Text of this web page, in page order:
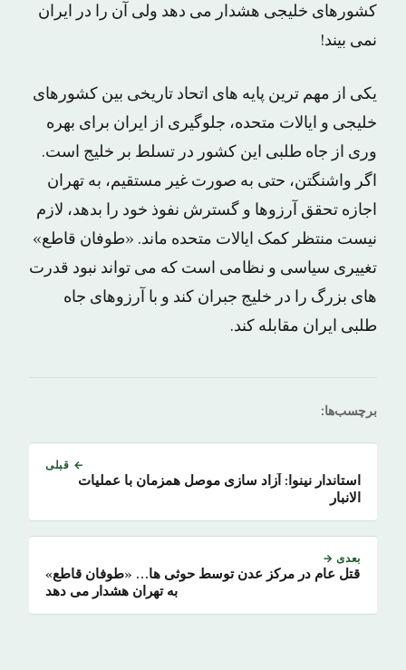
کشورهای خلیجی هشدار می دهد ولی آن را در ایران
نمی بیند!
یکی از مهم ترین پایه های اتحاد تاریخی بین کشورهای
خلیجی و ایالات متحده، جلوگیری از ایران برای بهره
وری از جاه طلبی این کشور در تسلط بر خلیج است.
اگر واشنگتن، حتی به صورت غیر مستقیم، به تهران
اجازه تحقق آرزوها و گسترش نفوذ خود را بدهد، لازم
نیست منتظر کمک ایالات متحده ماند. «طوفان قاطع»
تغییری سیاسی و نظامی است که می تواند نبود قدرت
های بزرگ را در خلیج جبران کند و با آرزوهای جاه
طلبی ایران مقابله کند.
برچسب‌ها:
← قبلی
استاندار نینوا: آزاد سازی موصل همزمان با عملیات
الانبار
بعدی →
قتل عام در مرکز عدن توسط حوثی ها… «طوفان قاطع»
به تهران هشدار می دهد